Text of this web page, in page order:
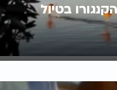
בטיול